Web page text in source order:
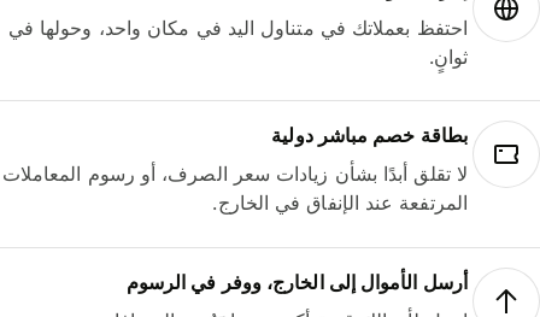
احتفظ بعملاتك في متناول اليد في مكان واحد، وحولها في
ثوانٍ.
بطاقة خصم مباشر دولية
لا تقلق أبدًا بشأن زيادات سعر الصرف، أو رسوم المعاملات
المرتفعة عند الإنفاق في الخارج.
أرسل الأموال إلى الخارج، ووفر في الرسوم